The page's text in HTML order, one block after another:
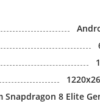
Snapdragon 8 Elite